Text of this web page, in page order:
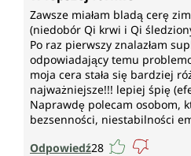
łącznej, do prawidłowego
energetycznego, do
układu nerwowego, do
pigmentowania skóry i
funkcjonowania układu
ochrony komórek przed
Witamina B12
Zawsze miałam bladą cerę
(niedobór Qi krwi i Qi
Po raz pierwszy znalazłam
odpowiadający temu
moja cera stała się bardziej
najważniejsze!!! lepiej śpię
Naprawdę polecam osobom,
bezsenności, niestabilności
Odpowiedź28